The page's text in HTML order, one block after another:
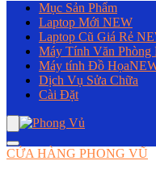
Mục Sản Phẩm
Laptop Mới NEW
Laptop Cũ Giá Rẻ
Máy Tính Văn Phòng
Máy tính Đồ Họa
Dịch Vụ Sửa Chữa
Cài Đặt
CỬA HÀNG PHONG VŨ